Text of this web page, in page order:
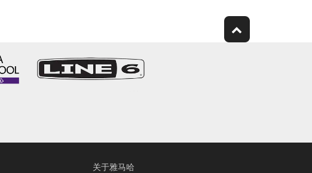
关于雅马哈